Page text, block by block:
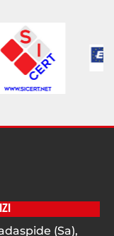
(Sa),